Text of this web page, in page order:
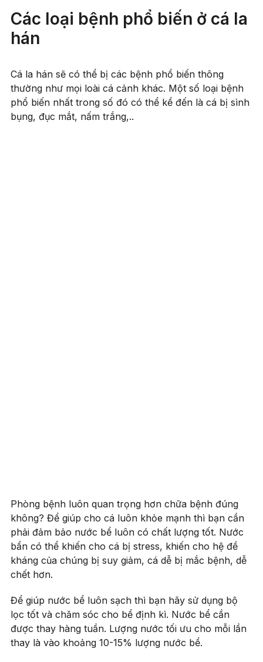
Các loại bệnh phổ biến ở cá la
hán
Cá la hán sẽ có thể bị các bệnh phổ biến thông
thường như mọi loài cá cảnh khác. Một số loại bệnh
phổ biến nhất trong số đó có thể kể đến là cá bị sình
bụng, đục mắt, nấm trắng,..
Phòng bệnh luôn quan trọng hơn chữa bệnh đúng
không? Để giúp cho cá luôn khỏe mạnh thì bạn cần
phải đảm bảo nước bể luôn có chất lượng tốt. Nước
bẩn có thể khiến cho cá bị stress, khiến cho hệ đề
kháng của chúng bị suy giảm, cá dễ bị mắc bệnh, dễ
chết hơn.
Để giúp nước bể luôn sạch thì bạn hãy sử dụng bộ
lọc tốt và chăm sóc cho bể định kì. Nước bể cần
được thay hàng tuần. Lượng nước tối ưu cho mỗi lần
thay là vào khoảng 10-15% lượng nước bể.